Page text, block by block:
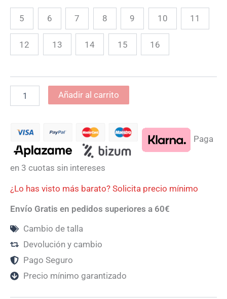
5 6 7 8 9 10 11
12 13 14 15 16
Añadir al carrito
Paga
en 3 cuotas sin intereses
¿Lo has visto más barato? Solicita precio mínimo
Envío Gratis en pedidos superiores a 60€
Cambio de talla
Devolución y cambio
Pago Seguro
Precio mínimo garantizado